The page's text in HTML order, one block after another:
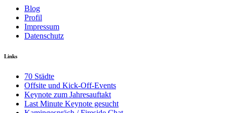
Blog
Profil
Impressum
Datenschutz
Links
70 Städte
Offsite und Kick-Off-Events
Keynote zum Jahresauftakt
Last Minute Keynote gesucht